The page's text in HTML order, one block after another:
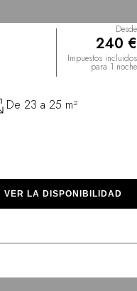
Desde
240 €
Impuestos incluidos
para 1 noche
De 23 a 25 m²
VER LA DISPONIBILIDAD